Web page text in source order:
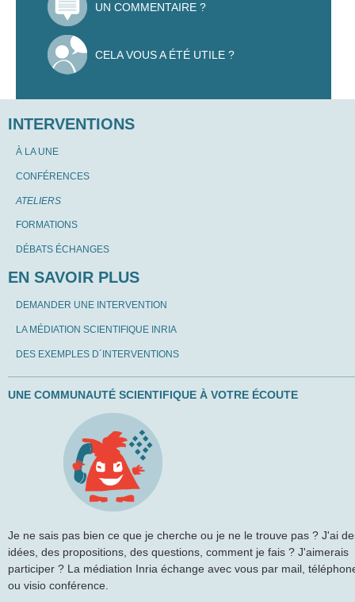
UN COMMENTAIRE ?
CELA VOUS A ÉTÉ UTILE ?
INTERVENTIONS
À LA UNE
CONFÉRENCES
ATELIERS
FORMATIONS
DÉBATS ÉCHANGES
EN SAVOIR PLUS
DEMANDER UNE INTERVENTION
LA MÉDIATION SCIENTIFIQUE INRIA
DES EXEMPLES D´INTERVENTIONS
UNE COMMUNAUTÉ SCIENTIFIQUE À VOTRE ÉCOUTE
Je ne sais pas bien ce que je cherche ou je ne le trouve pas ? J'ai
idées, des propositions, des questions, comment je fais ? J'aimerais
participer ? La médiation Inria échange avec vous par mail,
ou visio conférence.